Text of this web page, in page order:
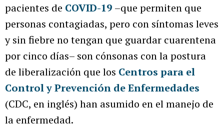
pacientes de COVID-19 –que permiten que
personas contagiadas, pero con síntomas leves
y sin fiebre no tengan que guardar cuarentena
por cinco días– son cónsonas con la postura
de liberalización que los Centros para el
Control y Prevención de Enfermedades
(CDC, en inglés) han asumido en el manejo de
la enfermedad.